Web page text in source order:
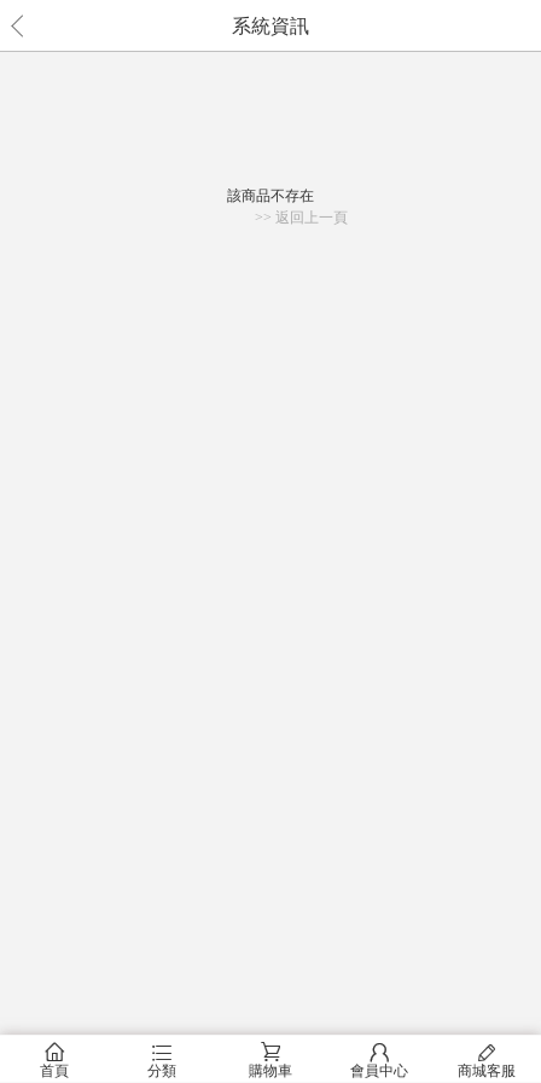
系統資訊
該商品不存在
>> 返回上一頁
󰂠
首頁
󰂦
分類
󰂟
購物車
󰂢
會員中心
󰄦
商城客服